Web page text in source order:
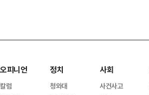
오피니언
칼럼
정치
청와대
사회
사건사고